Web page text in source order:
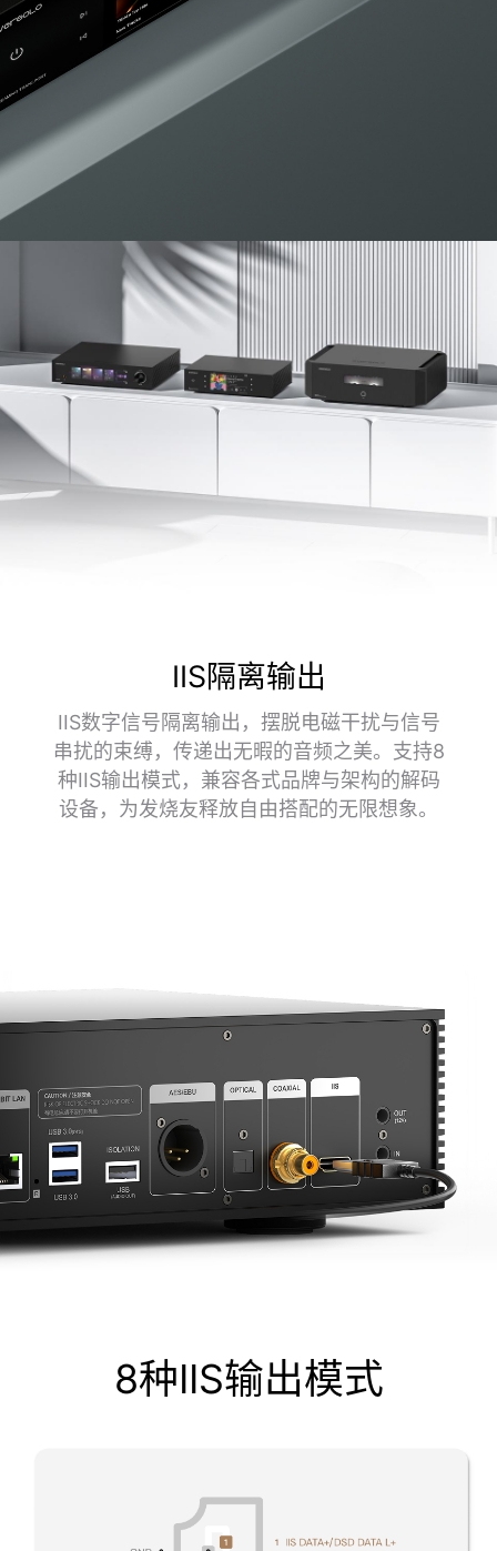
IIS隔离输出
IIS数字信号隔离输出，摆脱电磁干扰与信号
串扰的束缚，传递出无暇的音频之美。支持8
种IIS输出模式，兼容各式品牌与架构的解码
设备，为发烧友释放自由搭配的无限想象。
8种IIS输出模式